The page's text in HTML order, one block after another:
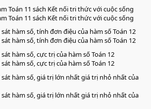
Toán 11 sách Kết nối tri thức với cuộc sống
Toán 11 sách Kết nối tri thức với cuộc sống
hàm số, tính đơn điệu của hàm số Toán 12
hàm số, tính đơn điệu của hàm số Toán 12
hàm số, cực trị của hàm số Toán 12
hàm số, cực trị của hàm số Toán 12
hàm số, giá trị lớn nhất giá trị nhỏ nhất của
hàm số, giá trị lớn nhất giá trị nhỏ nhất của